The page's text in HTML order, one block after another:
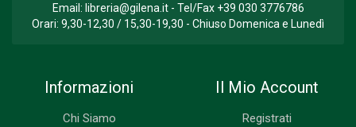
Email: libreria@gilena.it- Tel/Fax +39 030 3776786
Orari: 9,30-12,30 / 15,30-19,30 - Chiuso Domenica e Lunedì
Informazioni
Chi Siamo
Il Mio Account
Registrati